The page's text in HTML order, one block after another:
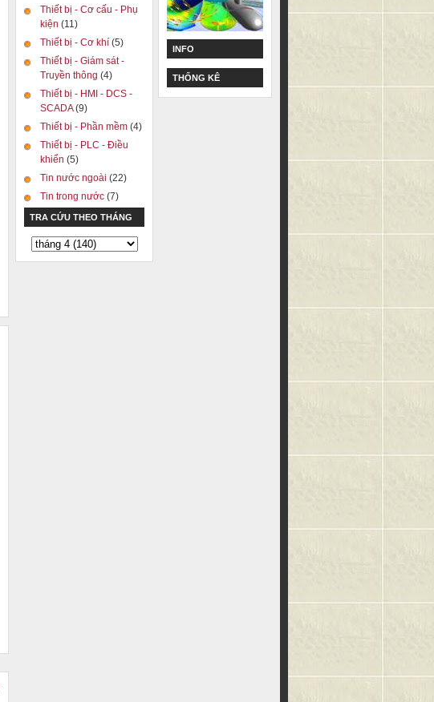
Thiết bị - Cơ cấu - Phụ
kiện (11)
Thiết bị - Cơ khí (5)
Thiết bị - Giám sát -
Truyền thông (4)
Thiết bị - HMI - DCS -
SCADA(9)
Thiết bị - Phần mềm (4)
Thiết bị - PLC - Điều
khiển (5)
Tin nước ngoài (22)
Tin trong nước (7)
TRA CỨU THEO THÁNG
INFO
THỐNG KÊ